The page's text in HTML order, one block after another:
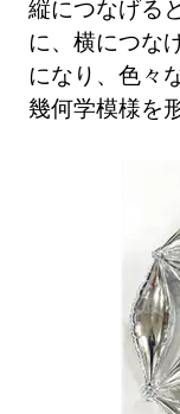
縦につなげる
に、横につな
になり、色々
幾何学模様を